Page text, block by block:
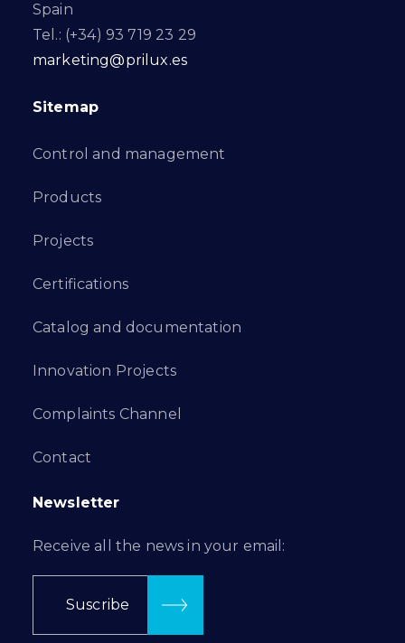
Spain
Tel.: (+34) 93 719 23 29
marketing@prilux.es
Sitemap
Control and management
Products
Projects
Certifications
Catalog and documentation
Innovation Projects
Complaints Channel
Contact
Newsletter
Receive all the news in your email:
Suscribe